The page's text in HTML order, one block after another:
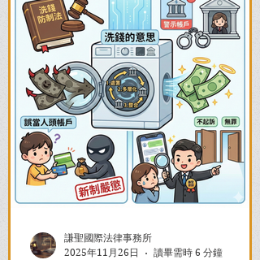
謙聖國際法律事務所
2025年11月26日
讀畢需時 6 分鐘